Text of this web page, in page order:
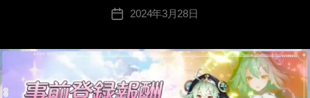
投
稿
a
8-
投
2024年3月28日